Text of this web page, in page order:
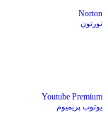
Norton
نورتون
Youtube Premium
یوتوب پریمیوم